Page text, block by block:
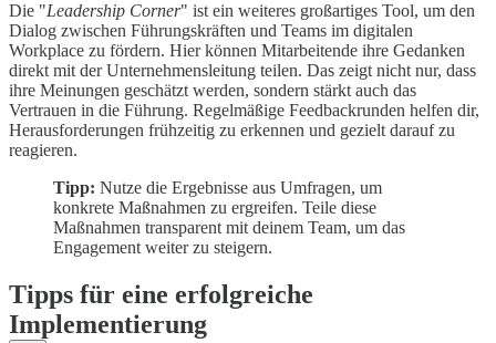
Die "Leadership Corner" ist ein weiteres großartiges Tool, um den
Dialog zwischen Führungskräften und Teams im digitalen
Workplace zu fördern. Hier können Mitarbeitende ihre Gedanken
direkt mit der Unternehmensleitung teilen. Das zeigt nicht nur, dass
ihre Meinungen geschätzt werden, sondern stärkt auch das
Vertrauen in die Führung. Regelmäßige Feedbackrunden helfen dir,
Herausforderungen frühzeitig zu erkennen und gezielt darauf zu
reagieren.
Tipp: Nutze die Ergebnisse aus Umfragen, um
konkrete Maßnahmen zu ergreifen. Teile diese
Maßnahmen transparent mit deinem Team, um das
Engagement weiter zu steigern.
Tipps für eine erfolgreiche
Implementierung